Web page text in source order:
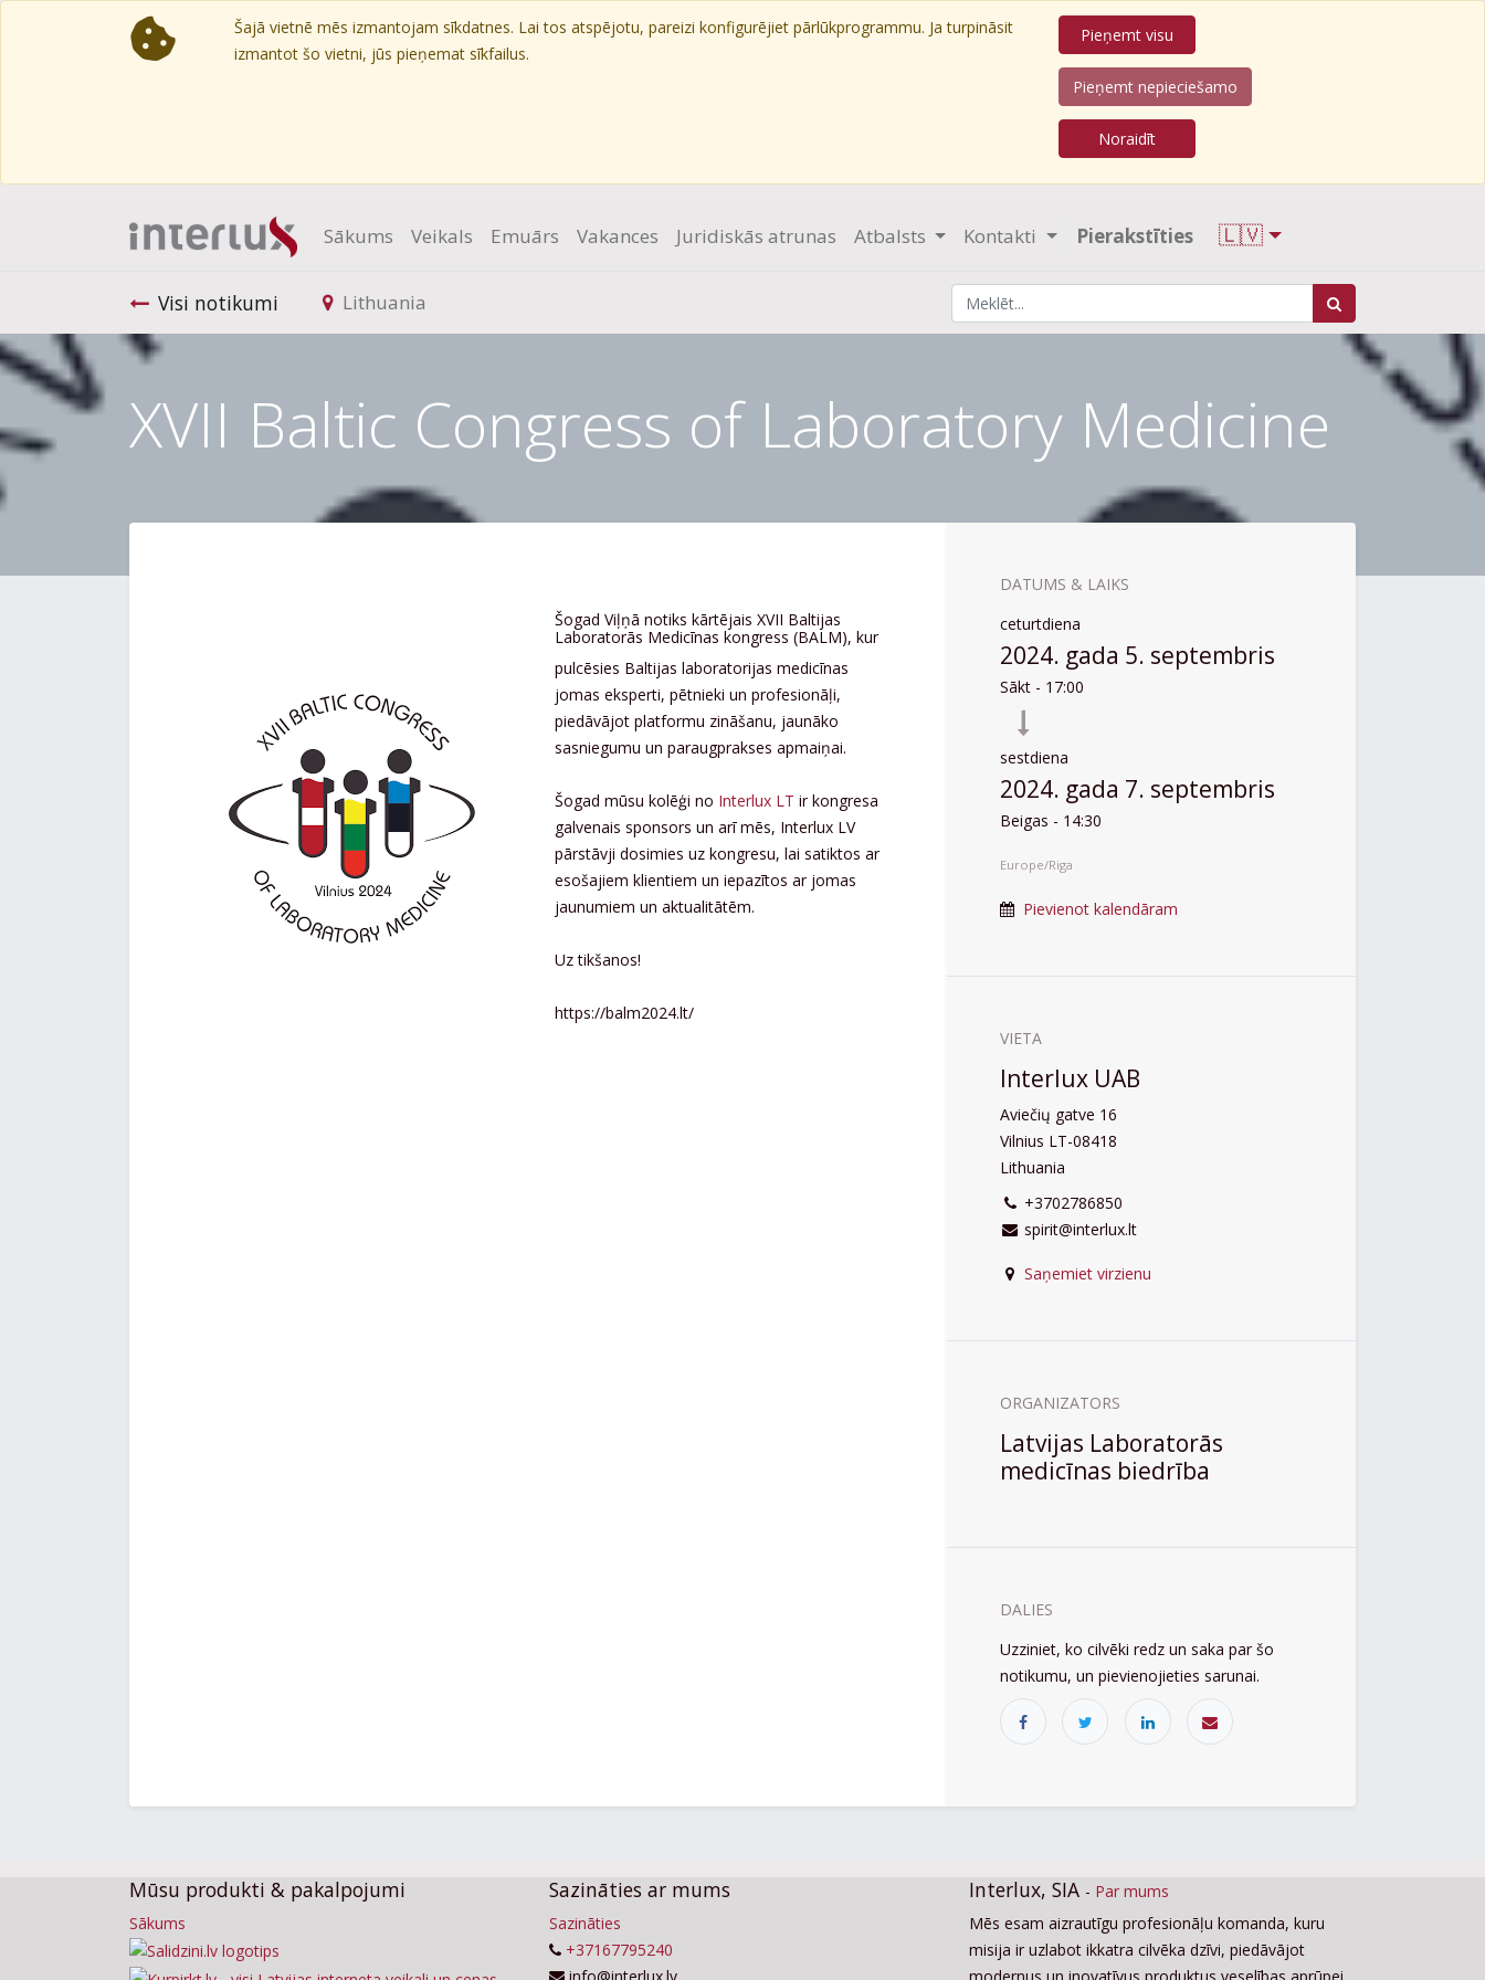
Šajā vietnē mēs izmantojam sīkdatnes. Lai tos atspējotu, pareizi konfigurējiet pārlūkprogrammu. Ja turpināsit
izmantot šo vietni, jūs pieņemat sīkfailus.
Pieņemt visu
Pieņemt nepieciešamo
Noraidīt
Sākums Veikals Emuārs Vakances Juridiskās atrunas Atbalsts Kontakti Pierakstīties 🇱🇻
Visi notikumi Lithuania
XVII Baltic Congress of Laboratory Medicine
Šogad Viļņā notiks kārtējais XVII Baltijas
Laboratorās Medicīnas kongress (BALM), kur
pulcēsies Baltijas laboratorijas medicīnas
jomas eksperti, pētnieki un profesionāļi,
piedāvājot platformu zināšanu, jaunāko
sasniegumu un paraugprakses apmaiņai.
Šogad mūsu kolēģi no Interlux LT ir kongresa
galvenais sponsors un arī mēs, Interlux LV
pārstāvji dosimies uz kongresu, lai satiktos ar
esošajiem klientiem un iepazītos ar jomas
jaunumiem un aktualitātēm.
Uz tikšanos!
https://balm2024.lt/
DATUMS & LAIKS
ceturtdiena
2024. gada 5. septembris
Sākt - 17:00
sestdiena
2024. gada 7. septembris
Beigas - 14:30
Europe/Riga
Pievienot kalendāram
VIETA
Interlux UAB
Aviečių gatve 16
Vilnius LT-08418
Lithuania
+3702786850
spirit@interlux.lt
Saņemiet virzienu
ORGANIZATORS
Latvijas Laboratorās
medicīnas biedrība
DALIES
Uzziniet, ko cilvēki redz un saka par šo
notikumu, un pievienojieties sarunai.
Mūsu produkti & pakalpojumi
Sākums
Sazināties ar mums
Sazināties
+37167795240
Interlux, SIA - Par mums
Mēs esam aizrautīgu profesionāļu komanda, kuru
misija ir uzlabot ikkatra cilvēka dzīvi, piedāvājot